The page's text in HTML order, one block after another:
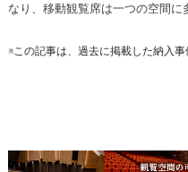
なり、移動観覧席は一つの空間に
※この記事は、過去に掲載した納入